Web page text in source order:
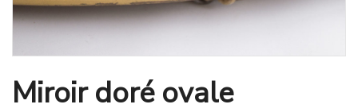
Miroir doré ovale